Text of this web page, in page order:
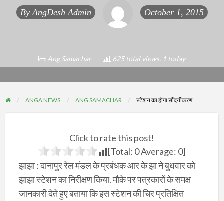
By AngDesh Admin October 1, 2015
Ang Samachar 625 total views, 1 today
ANGA NEWS ANG SAMACHAR स्टेशन का होगा सौंदर्यीकरण
Click to rate this post!
[Total: 0Average: 0]
झाझा : दानापुर रेल मंडल के प्रबंधक आर के झा ने बुधवार को
झाझा स्टेशन का निरीक्षण किया. मौके पर पत्रकारों के समक्ष
जानकारी देते हुए बताया कि इस स्टेशन की चिर प्रतिक्षित